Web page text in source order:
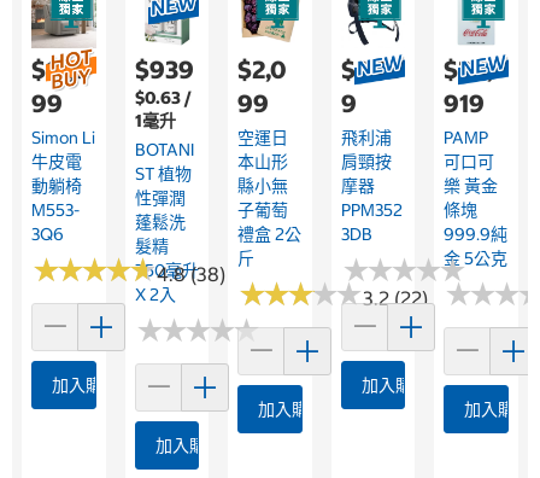
$12,9
99
Simon Li
牛皮電
動躺椅
M553-
3Q6
★★★★★
★★★★★4.8 (38)
加入購物車
$939
$0.63 /
1毫升
BOTANI
ST 植物
性彈潤
蓬鬆洗
髮精
750毫升
X 2入
★★★★★
★★★★★
加入購物車
$2,0
99
空運日
本山形
縣小無
子葡萄
禮盒 2公
斤
★★★★★
★★★★★3.2 (22)
加入購物車
$3,35
9
飛利浦
肩頸按
摩器
PPM352
3DB
★★★★★
★★★★★
加入購物車
$24,
919
PAMP
可口可
樂 黃金
條塊
999.9純
金 5公克
★★★
★★★
加入購物